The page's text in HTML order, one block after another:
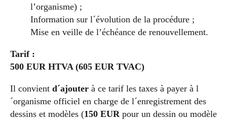
l’organisme) ;
Information sur l´évolution de la procédure ;
Mise en veille de l’échéance de renouvellement.
Tarif :
500 EUR HTVA (605 EUR TVAC)
Il convient d´ajouter à ce tarif les taxes à payer à l
´organisme officiel en charge de l´enregistrement des
dessins et modèles (150 EURpour un dessin ou modèle